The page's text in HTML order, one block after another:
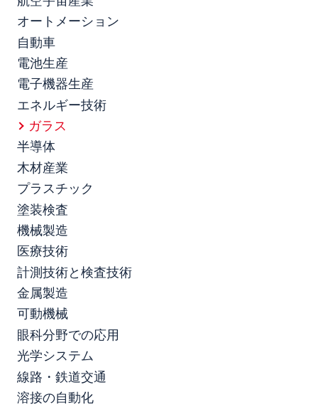
オートメーション
自動車
電池生産
電子機器生産
エネルギー技術
ガラス
半導体
木材産業
プラスチック
塗装検査
機械製造
医療技術
計測技術と検査技術
金属製造
可動機械
眼科分野での応用
光学システム
線路・鉄道交通
溶接の自動化